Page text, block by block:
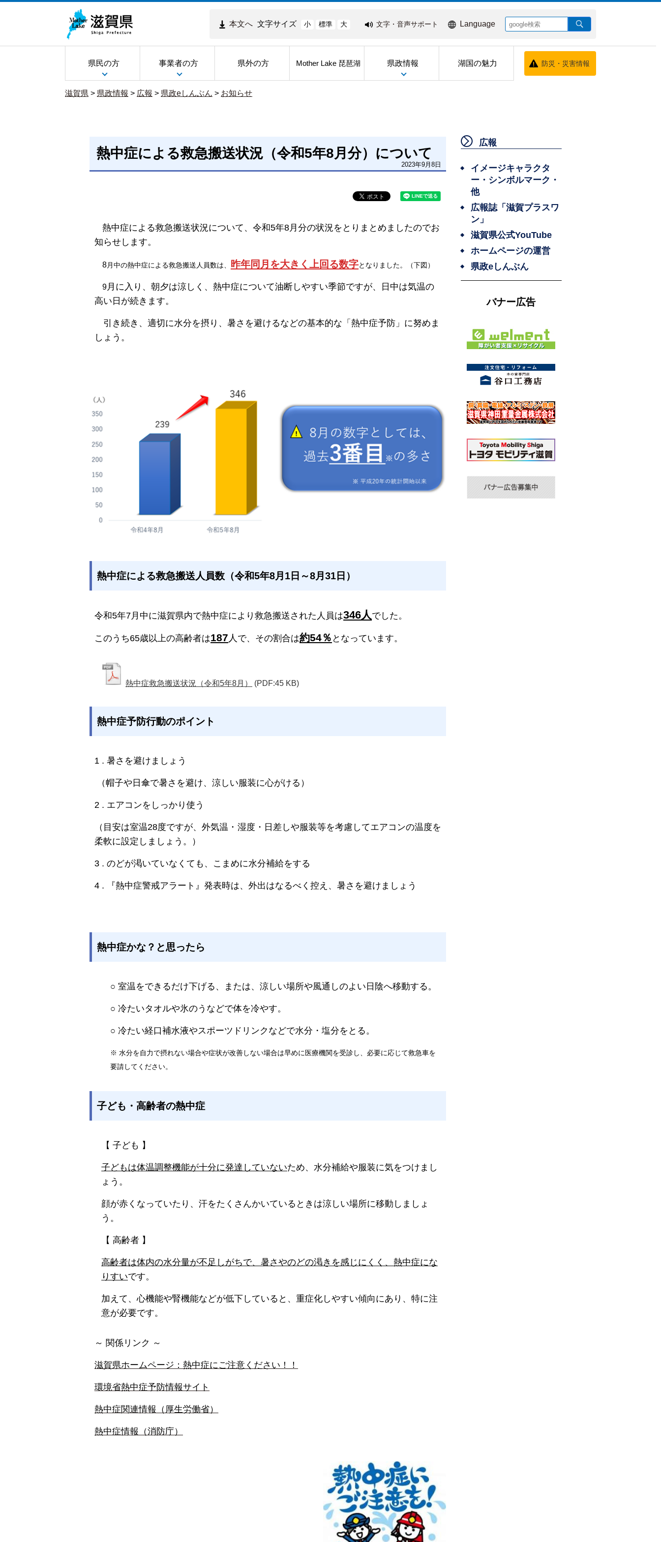
本文へ 文字サイズ 小 標準 大 文字・音声サポート Language
県民の方 事業者の方 県外の方 Mother Lake 琵琶湖 県政情報 湖国の魅力 防災・災害情報
滋賀県 > 県政情報 > 広報 > 県政eしんぶん > お知らせ
熱中症による救急搬送状況（令和5年8月分）について
2023年9月8日
熱中症による救急搬送状況について、令和5年8月分の状況をとりまとめましたのでお
知らせします。
8月中の熱中症による救急搬送人員数は、 昨年同月を大きく上回る数字となりました。（下図）
9月に入り、朝夕は涼しく、熱中症について油断しやすい季節ですが、日中は気温の
高い日が続きます。
引き続き、適切に水分を摂り、暑さを避けるなどの基本的な「熱中症予防」に努めま
しょう。
熱中症による救急搬送人員数（令和5年8月1日～8月31日）
令和5年7月中に滋賀県内で熱中症により救急搬送された人員は346人でした。
このうち65歳以上の高齢者は187 人 で、その割合は約54％ となっています。
熱中症救急搬送状況（令和5年8月） (PDF:45 KB)
熱中症予防行動のポイント
1 . 暑さを避けましょう
（帽子や日傘で暑さを避け、涼しい服装に心がける）
2 . エアコンをしっかり使う
（目安は室温28度ですが、外気温・湿度・日差しや服装等を考慮してエアコンの温度を
柔軟に設定しましょう。）
3 . のどが渇いていなくても、こまめに水分補給をする
4 . 『熱中症警戒アラート』発表時は、外出はなるべく控え、暑さを避けましょう
熱中症かな？と思ったら
○ 室温をできるだけ下げる、または、涼しい場所や風通しのよい日陰へ移動する。
○ 冷たいタオルや氷のうなどで体を冷やす。
○ 冷たい経口補水液やスポーツドリンクなどで水分・塩分をとる。
※ 水分を自力で摂れない場合や症状が改善しない場合は早めに医療機関を受診し、必要に応じて救急車を
要請してください。
子ども・高齢者の熱中症
【 子ども 】
子どもは体温調整機能が十分に発達していないため、水分補給や服装に気をつけまし
ょう。
顔が赤くなっていたり、汗をたくさんかいているときは涼しい場所に移動しましょ
う。
【 高齢者 】
高齢者は体内の水分量が不足しがちで、暑さやのどの渇きを感じにくく、熱中症にな
りすいです。
加えて、心機能や腎機能などが低下していると、重症化しやすい傾向にあり、特に注
意が必要です。
～ 関係リンク ～
滋賀県ホームページ：熱中症にご注意ください！！
環境省熱中症予防情報サイト
熱中症関連情報（厚生労働省）
熱中症情報（消防庁）
広報
イメージキャラクタ
ー・シンボルマーク・
他
広報誌「滋賀プラスワ
ン」
滋賀県公式YouTube
ホームページの運営
県政eしんぶん
バナー広告